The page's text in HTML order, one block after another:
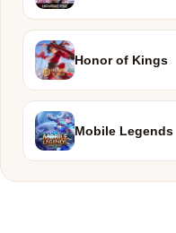
Honor of Kings
Mobile Legends